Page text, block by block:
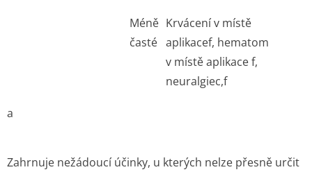
Méně
časté
Krvácení v místě
aplikacef, hematom
v místě aplikacef,
neuralgiec,f
a
Zahrnuje nežádoucí účinky, u kterých nelze přesně určit